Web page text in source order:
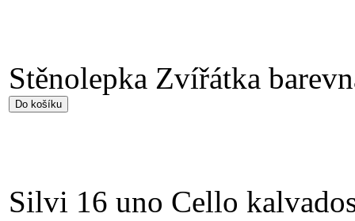
Stěnolepka Zvířátka
Silvi 16 uno Cello